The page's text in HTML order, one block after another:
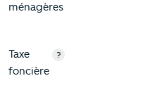
ménagères
Taxe
foncière
?